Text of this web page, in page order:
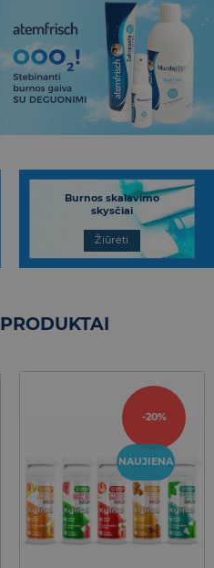
Dantų pastos (geliai)
Žiūrėti
PRODUKTAI
-20%
NAUJIENA